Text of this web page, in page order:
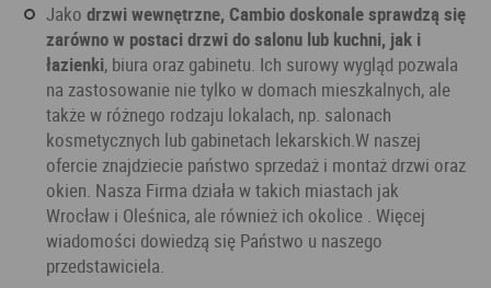
Jakodrzwi wewnętrzne, Cambio doskonale sprawdzą się
zarówno w postaci drzwi do salonu lub kuchni, jak i
łazienki, biura oraz gabinetu. Ich surowy wygląd pozwala
na zastosowanie nie tylko w domach mieszkalnych, ale
także w różnego rodzaju lokalach, np. salonach
kosmetycznych lub gabinetach lekarskich.W naszej
ofercie znajdziecie państwo sprzedaż i montaż drzwi oraz
okien. Nasza Firma działa w takich miastach jak
Wrocław i Oleśnica, ale również ich okolice . Więcej
wiadomości dowiedzą się Państwo u naszego
przedstawiciela.